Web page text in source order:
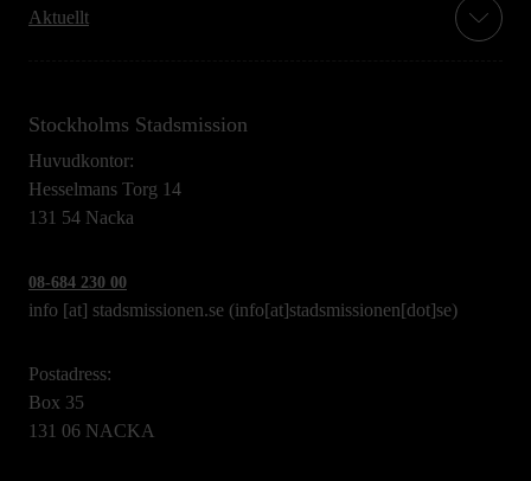
Aktuellt
Stockholms Stadsmission
Huvudkontor:
Hesselmans Torg 14
131 54 Nacka
08-684 230 00
info [at] stadsmissionen.se (info[at]stadsmissionen[dot]se)
Postadress:
Box 35
131 06 NACKA